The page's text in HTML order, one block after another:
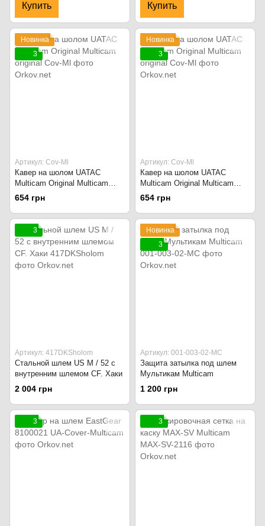
Купить Купить
Новинка
3
Артикул: Cov-Ml
Кавер на шолом UATAC
Multicam Original Multicam
original
654 грн
Новинка
3
Артикул: Cov-Ml
Кавер на шолом UATAC
Multicam Original Multicam
original
654 грн
3
Артикул: 417DKSholom
Стальной шлем US M / 52 с
внутренним шлемом CF. Хаки
2 004 грн
Новинка
3
Артикул: 001-003-02-MC
Защита затылка под шлем
Мультикам Multicam
1 200 грн
3 3